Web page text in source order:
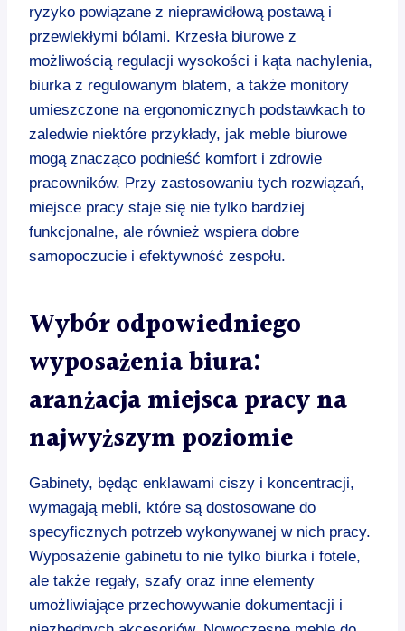
ryzyko powiązane z nieprawidłową postawą i
przewlekłymi bólami. Krzesła biurowe z
możliwością regulacji wysokości i kąta nachylenia,
biurka z regulowanym blatem, a także monitory
umieszczone na ergonomicznych podstawkach to
zaledwie niektóre przykłady, jak meble biurowe
mogą znacząco podnieść komfort i zdrowie
pracowników. Przy zastosowaniu tych rozwiązań,
miejsce pracy staje się nie tylko bardziej
funkcjonalne, ale również wspiera dobre
samopoczucie i efektywność zespołu.
Wybór odpowiedniego
wyposażenia biura:
aranżacja miejsca pracy na
najwyższym poziomie
Gabinety, będąc enklawami ciszy i koncentracji,
wymagają mebli, które są dostosowane do
specyficznych potrzeb wykonywanej w nich pracy.
Wyposażenie gabinetu to nie tylko biurka i fotele,
ale także regały, szafy oraz inne elementy
umożliwiające przechowywanie dokumentacji i